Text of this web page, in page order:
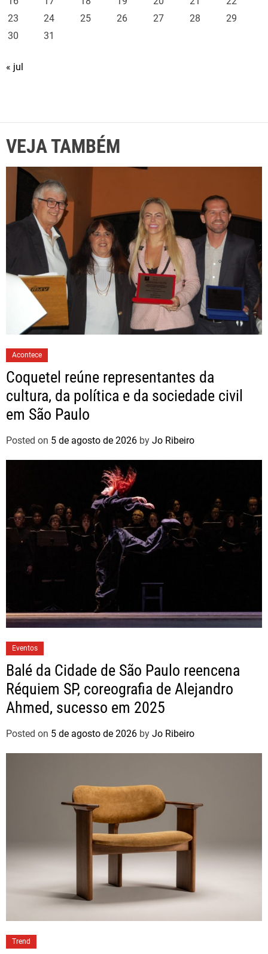
23
24 25 26 27 28
29
30
31
« jul
VEJA TAMBÉM
Acontece
Coquetel reúne representantes da
cultura, da política e da sociedade civil
em São Paulo
Posted on 5 de agosto de 2026 by Jo Ribeiro
Eventos
Balé da Cidade de São Paulo reencena
Réquiem SP, coreografia de Alejandro
Ahmed, sucesso em 2025
Posted on 5 de agosto de 2026 by Jo Ribeiro
Trend